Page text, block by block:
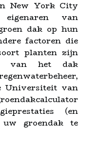
New York City
van
dak op hun
factoren die
planten zijn
van het dak
Universiteit van
(en
uw groendak te